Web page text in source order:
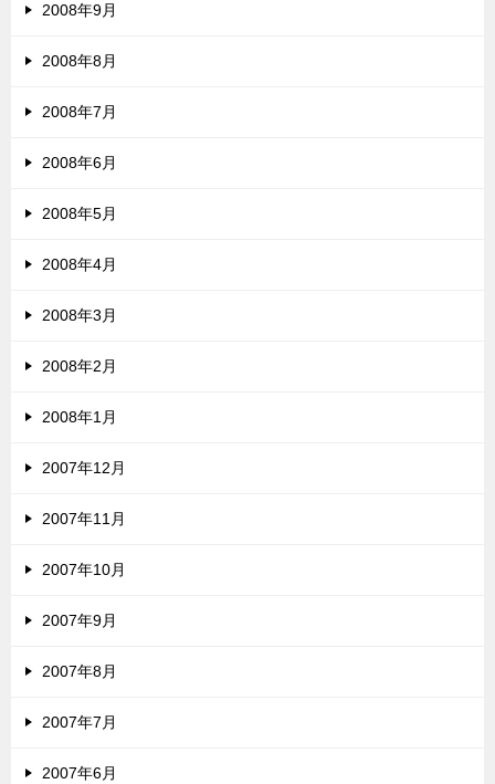
2008年9月
2008年8月
2008年7月
2008年6月
2008年5月
2008年4月
2008年3月
2008年2月
2008年1月
2007年12月
2007年11月
2007年10月
2007年9月
2007年8月
2007年7月
2007年6月